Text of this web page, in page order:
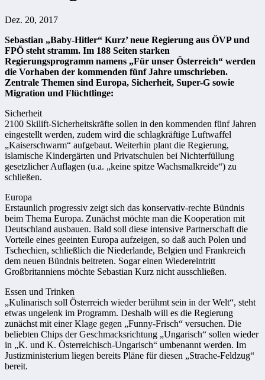
Dez. 20, 2017
Sebastian „Baby-Hitler“ Kurz’ neue Regierung aus ÖVP und
FPÖ steht stramm. Im 188 Seiten starken
Regierungsprogramm namens „Für unser Österreich“ werden
die Vorhaben der kommenden fünf Jahre umschrieben.
Zentrale Themen sind Europa, Sicherheit, Super-G sowie
Migration und Flüchtlinge:
Sicherheit
2100 Skilift-Sicherheitskräfte sollen in den kommenden fünf Jahren
eingestellt werden, zudem wird die schlagkräftige Luftwaffel
„Kaiserschwarm“ aufgebaut. Weiterhin plant die Regierung,
islamische Kindergärten und Privatschulen bei Nichterfüllung
gesetzlicher Auflagen (u.a. „keine spitze Wachsmalkreide“) zu
schließen.
Europa
Erstaunlich progressiv zeigt sich das konservativ-rechte Bündnis
beim Thema Europa. Zunächst möchte man die Kooperation mit
Deutschland ausbauen. Bald soll diese intensive Partnerschaft die
Vorteile eines geeinten Europa aufzeigen, so daß auch Polen und
Tschechien, schließlich die Niederlande, Belgien und Frankreich
dem neuen Bündnis beitreten. Sogar einen Wiedereintritt
Großbritanniens möchte Sebastian Kurz nicht ausschließen.
Essen und Trinken
„Kulinarisch soll Österreich wieder berühmt sein in der Welt“, steht
etwas ungelenk im Programm. Deshalb will es die Regierung
zunächst mit einer Klage gegen „Funny-Frisch“ versuchen. Die
beliebten Chips der Geschmacksrichtung „Ungarisch“ sollen wieder
in „K. und K. Österreichisch-Ungarisch“ umbenannt werden. Im
Justizministerium liegen bereits Pläne für diesen „Strache-Feldzug“
bereit.